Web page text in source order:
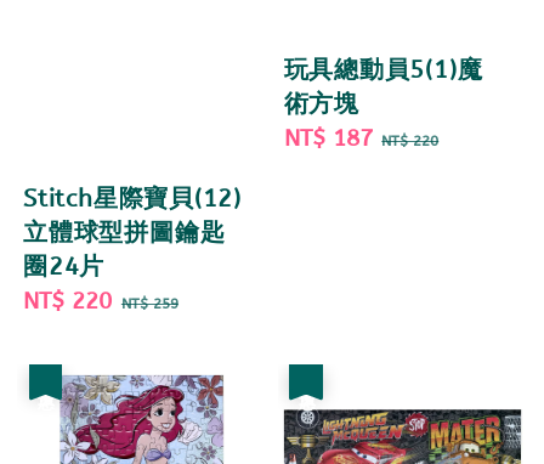
Stitch星際寶貝(12)
立體球型拼圖鑰匙
圈24片
Sale
NT$ 220 Regular
NT$ 259
玩具總動員5(1)魔
術方塊
Sale
NT$ 187 Regular
NT$ 220